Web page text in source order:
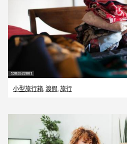
小型旅行箱, 渡假, 旅行